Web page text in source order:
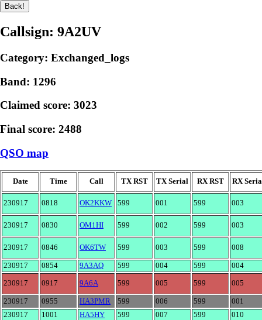
Callsign: 9A2UV
Category: Exchanged_logs
Band: 1296
Claimed score: 3023
Final score: 2488
QSO map
Date Time Call TX RST TX Serial RX RST RX
230917 0818 OK2KKW 599 001 599 003
230917 0830 OM1HI 599 002 599 003
230917 0846 OK6TW 599 003 599 008
230917 0854 9A3AQ 599 004 599 004
230917 0917 9A6A 599 005 599 005
230917 0955 HA3PMR 599 006 599
001
230917
1001 HA5HY 599 007 599 010